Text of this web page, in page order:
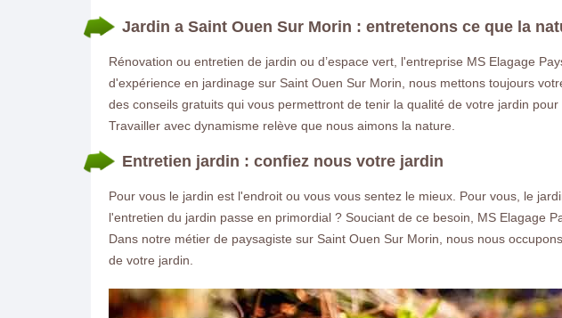
Jardin a Saint Ouen Sur Morin : entretenons ce que la
Rénovation ou entretien de jardin ou d’espace vert, l'entreprise MS Elagage
d'expérience en jardinage sur Saint Ouen Sur Morin, nous mettons toujours
des conseils gratuits qui vous permettront de tenir la qualité de votre jardin
Travailler avec dynamisme relève que nous aimons la nature.
Entretien jardin : confiez nous votre jardin
Pour vous le jardin est l'endroit ou vous vous sentez le mieux. Pour vous, le
l'entretien du jardin passe en primordial ? Souciant de ce besoin, MS Elagage
Dans notre métier de paysagiste sur Saint Ouen Sur Morin, nous nous
de votre jardin.